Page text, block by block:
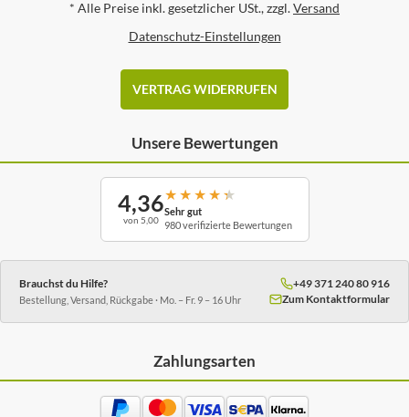
* Alle Preise inkl. gesetzlicher USt., zzgl.Versand
Datenschutz-Einstellungen
VERTRAG WIDERRUFEN
Unsere Bewertungen
4,36
von 5,00
★ ★ ★ ★ ★
Sehr gut
980 verifizierte Bewertungen
Brauchst du Hilfe?
Bestellung, Versand, Rückgabe · Mo. – Fr. 9 – 16 Uhr
+49 371 240 80 916
Zum Kontaktformular
Zahlungsarten